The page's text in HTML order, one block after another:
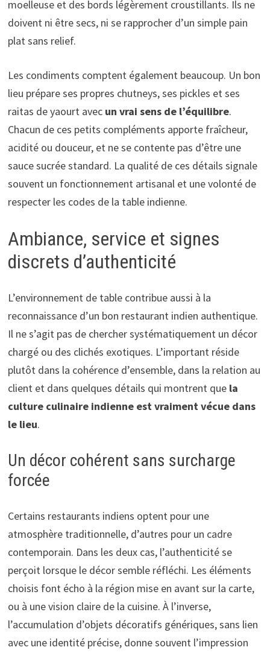
moelleuse et des bords légèrement croustillants. Ils ne
doivent ni être secs, ni se rapprocher d’un simple pain
plat sans relief.
Les condiments comptent également beaucoup. Un bon
lieu prépare ses propres chutneys, ses pickles et ses
raitas de yaourt avec un vrai sens de l’équilibre.
Chacun de ces petits compléments apporte fraîcheur,
acidité ou douceur, et ne se contente pas d’être une
sauce sucrée standard. La qualité de ces détails signale
souvent un fonctionnement artisanal et une volonté de
respecter les codes de la table indienne.
Ambiance, service et signes
discrets d’authenticité
L’environnement de table contribue aussi à la
reconnaissance d’un bon restaurant indien authentique.
Il ne s’agit pas de chercher systématiquement un décor
chargé ou des clichés exotiques. L’important réside
plutôt dans la cohérence d’ensemble, dans la relation au
client et dans quelques détails qui montrent que la
culture culinaire indienne est vraiment vécue dans
le lieu.
Un décor cohérent sans surcharge
forcée
Certains restaurants indiens optent pour une
atmosphère traditionnelle, d’autres pour un cadre
contemporain. Dans les deux cas, l’authenticité se
perçoit lorsque le décor semble réfléchi. Les éléments
choisis font écho à la région mise en avant sur la carte,
ou à une vision claire de la cuisine. À l’inverse,
l’accumulation d’objets décoratifs génériques, sans lien
avec une identité précise, donne souvent l’impression